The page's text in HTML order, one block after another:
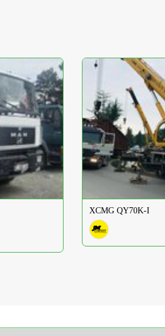
XCMG QY70K-I